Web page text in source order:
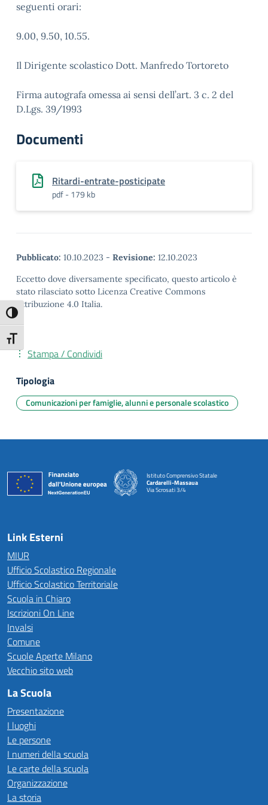
Attiva/disattiva alto contrasto
Attiva/disattiva dimensione testo
seguenti orari:
9.00, 9.50, 10.55.
Il Dirigente scolastico Dott. Manfredo Tortoreto
Firma autografa omessa ai sensi dell’art. 3 c. 2 del
D.Lgs. 39/1993
Documenti
Ritardi-entrate-posticipate
pdf - 179 kb
Pubblicato: 10.10.2023 - Revisione: 12.10.2023
Eccetto dove diversamente specificato, questo articolo è
stato rilasciato sotto Licenza Creative Commons
Attribuzione 4.0 Italia.
Stampa / Condividi
Tipologia
Comunicazioni per famiglie, alunni e personale scolastico
Istituto Comprensivo Statale
Cardarelli-Massaua
Via Scrosati 3/4
Link Esterni
MIUR
Ufficio Scolastico Regionale
Ufficio Scolastico Territoriale
Scuola in Chiaro
Iscrizioni On Line
Invalsi
Comune
Scuole Aperte Milano
Vecchio sito web
La Scuola
Presentazione
I luoghi
Le persone
I numeri della scuola
Le carte della scuola
Organizzazione
La storia